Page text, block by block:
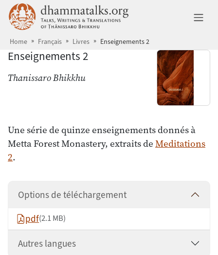
Aller au contenu principal dhammatalks.org
Home Français Livres Enseignements 2
Enseignements 2
Thanissaro Bhikkhu
Une série de quinze enseignements donnés à
Metta Forest Monastery, extraits deMeditations
2.
Options de téléchargement
pdf(2.1 MB)
Autres langues